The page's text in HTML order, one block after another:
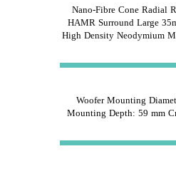
Nano-Fibre Cone Radial
HAMR Surround Large
High Density Neodymium
Woofer Mounting
Mounting Depth: 59 mm